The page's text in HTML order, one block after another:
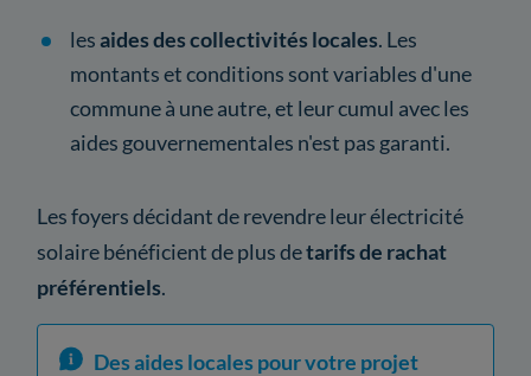
lesaides des collectivités locales. Les
montants et conditions sont variables d'une
commune à une autre, et leur cumul avec les
aides gouvernementales n'est pas garanti.
Les foyers décidant de revendre leur électricité
solaire bénéficient de plus detarifs de rachat
préférentiels.
Des aides locales pour votre projet